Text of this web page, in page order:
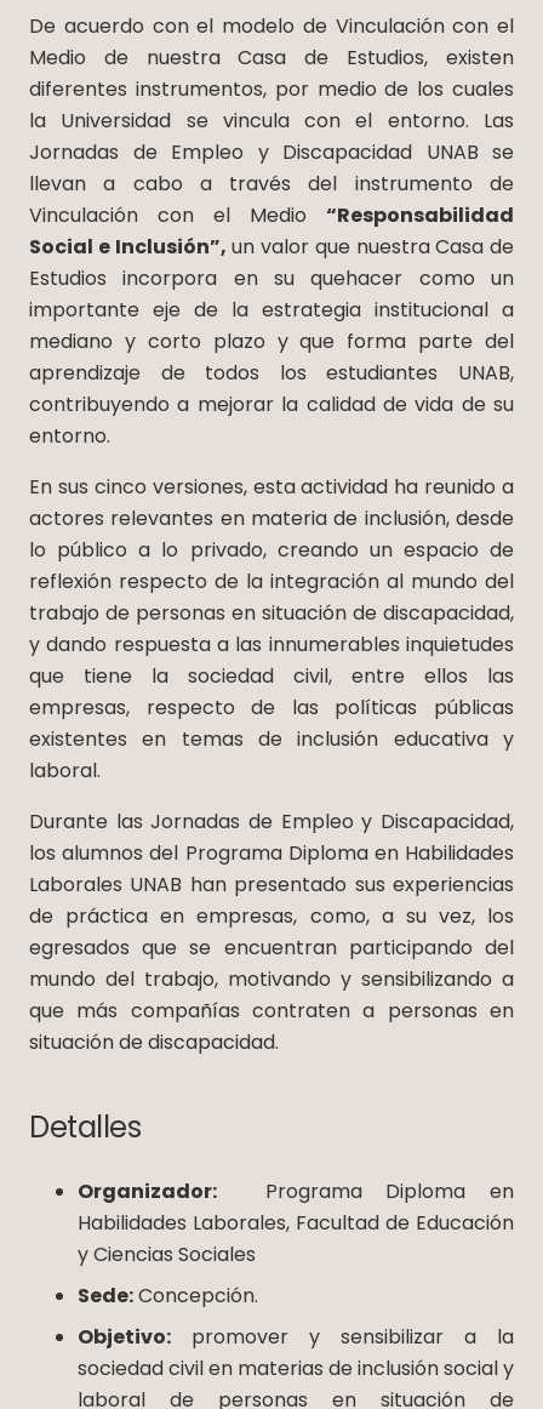
De acuerdo con el modelo de Vinculación con el
Medio de nuestra Casa de Estudios, existen
diferentes instrumentos, por medio de los cuales
la Universidad se vincula con el entorno. Las
Jornadas de Empleo y Discapacidad UNAB se
llevan a cabo a través del instrumento de
Vinculación con el Medio “Responsabilidad
Social e Inclusión”, un valor que nuestra Casa de
Estudios incorpora en su quehacer como un
importante eje de la estrategia institucional a
mediano y corto plazo y que forma parte del
aprendizaje de todos los estudiantes UNAB,
contribuyendo a mejorar la calidad de vida de su
entorno.
En sus cinco versiones, esta actividad ha reunido a
actores relevantes en materia de inclusión, desde
lo público a lo privado, creando un espacio de
reflexión respecto de la integración al mundo del
trabajo de personas en situación de discapacidad,
y dando respuesta a las innumerables inquietudes
que tiene la sociedad civil, entre ellos las
empresas, respecto de las políticas públicas
existentes en temas de inclusión educativa y
laboral.
Durante las Jornadas de Empleo y Discapacidad,
los alumnos del Programa Diploma en Habilidades
Laborales UNAB han presentado sus experiencias
de práctica en empresas, como, a su vez, los
egresados que se encuentran participando del
mundo del trabajo, motivando y sensibilizando a
que más compañías contraten a personas en
situación de discapacidad.
Detalles
Organizador: Programa Diploma en
Habilidades Laborales, Facultad de Educación
y Ciencias Sociales
Sede:Concepción.
Objetivo: promover y sensibilizar a la
sociedad civil en materias de inclusión social y
laboral de personas en situación de